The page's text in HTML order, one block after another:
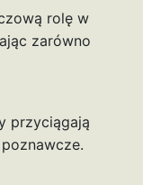
rolę w
zarówno
przyciągają